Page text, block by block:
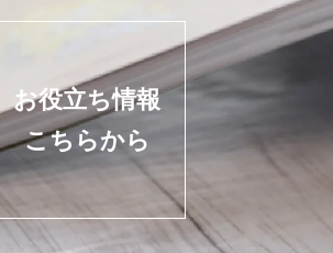
お役立ち情報
こちらから